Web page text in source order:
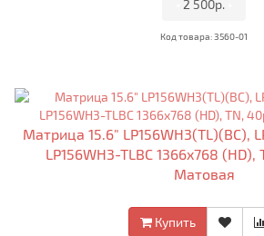
2 500р.
Код товара: 3560-01
Матрица 15.6" LP156WH3(TL)(BC),
LP156WH3-TLBC 1366x768
Матовая
Купить